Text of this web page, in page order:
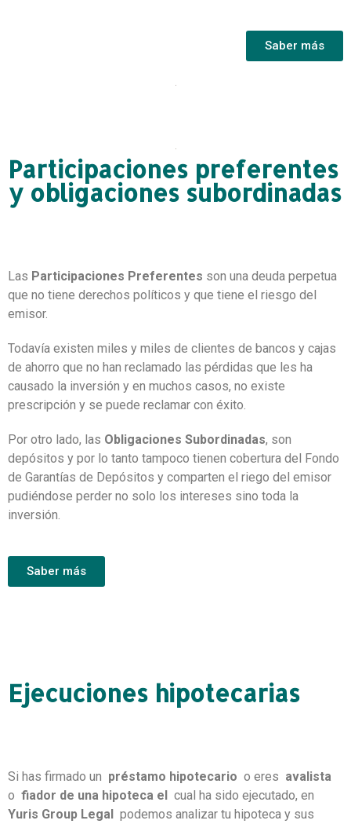
Saber más
Participaciones preferentes
y obligaciones subordinadas
Las Participaciones Preferentes son una deuda perpetua
que no tiene derechos políticos y que tiene el riesgo del
emisor.
Todavía existen miles y miles de clientes de bancos y cajas
de ahorro que no han reclamado las pérdidas que les ha
causado la inversión y en muchos casos, no existe
prescripción y se puede reclamar con éxito.
Por otro lado, las Obligaciones Subordinadas, son
depósitos y por lo tanto tampoco tienen cobertura del Fondo
de Garantías de Depósitos y comparten el riego del emisor
pudiéndose perder no solo los intereses sino toda la
inversión.
Saber más
Ejecuciones hipotecarias
Si has firmado un préstamo hipotecario o eres avalista
o fiador de una hipoteca el cual ha sido ejecutado, en
Yuris Group Legal podemos analizar tu hipoteca y sus